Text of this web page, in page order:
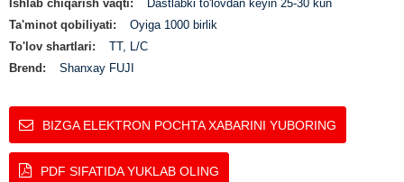
Ishlab chiqarish vaqti:
Dastlabki to'lovdan keyin 25-30 kun
Ta'minot qobiliyati:
Oyiga 1000 birlik
To'lov shartlari:
TT, L/C
Brend:
Shanxay FUJI
BIZGA ELEKTRON POCHTA XABARINI YUBORING
PDF SIFATIDA YUKLAB OLING